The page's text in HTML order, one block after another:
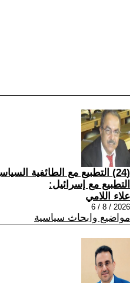
(24) التطبيع مع الطائفية
التطبيع مع إسرائيل:
علاء اللامي
2026 / 8 / 6
مواضيع وابحاث سياسية